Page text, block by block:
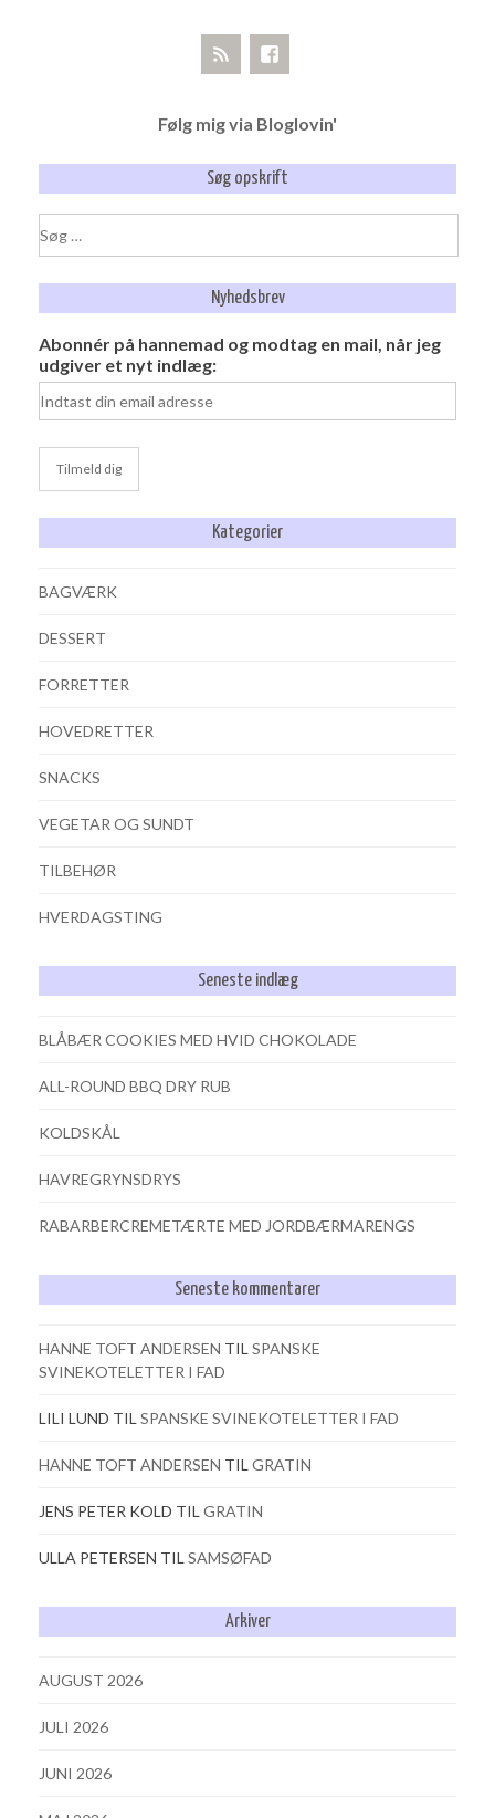
Følg mig via Bloglovin'
Søg opskrift
Søg
efter:
Nyhedsbrev
Abonnér på hannemad og modtag en mail, når jeg
udgiver et nyt indlæg:
Kategorier
BAGVÆRK
DESSERT
FORRETTER
HOVEDRETTER
SNACKS
VEGETAR OG SUNDT
TILBEHØR
HVERDAGSTING
Seneste indlæg
BLÅBÆR COOKIES MED HVID CHOKOLADE
ALL-ROUND BBQ DRY RUB
KOLDSKÅL
HAVREGRYNSDRYS
RABARBERCREMETÆRTE MED JORDBÆRMARENGS
Seneste kommentarer
HANNE TOFT ANDERSEN TIL SPANSKE
SVINEKOTELETTER I FAD
LILI LUND TIL SPANSKE SVINEKOTELETTER I FAD
HANNE TOFT ANDERSEN TIL GRATIN
JENS PETER KOLD TIL GRATIN
ULLA PETERSEN TIL SAMSØFAD
Arkiver
AUGUST 2026
JULI 2026
JUNI 2026